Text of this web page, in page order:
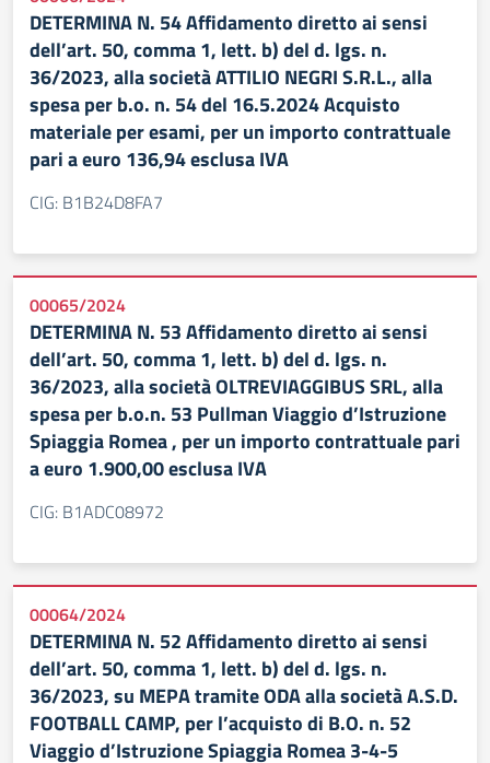
DETERMINA N. 54 Affidamento diretto ai sensi
dell’art. 50, comma 1, lett. b) del d. lgs. n.
36/2023, alla società ATTILIO NEGRI S.R.L., alla
spesa per b.o. n. 54 del 16.5.2024 Acquisto
materiale per esami, per un importo contrattuale
pari a euro 136,94 esclusa IVA
CIG: B1B24D8FA7
00065/2024
DETERMINA N. 53 Affidamento diretto ai sensi
dell’art. 50, comma 1, lett. b) del d. lgs. n.
36/2023, alla società OLTREVIAGGIBUS SRL, alla
spesa per b.o.n. 53 Pullman Viaggio d’Istruzione
Spiaggia Romea , per un importo contrattuale pari
a euro 1.900,00 esclusa IVA
CIG: B1ADC08972
00064/2024
DETERMINA N. 52 Affidamento diretto ai sensi
dell’art. 50, comma 1, lett. b) del d. lgs. n.
36/2023, su MEPA tramite ODA alla società A.S.D.
FOOTBALL CAMP, per l’acquisto di B.O. n. 52
Viaggio d’Istruzione Spiaggia Romea 3-4-5